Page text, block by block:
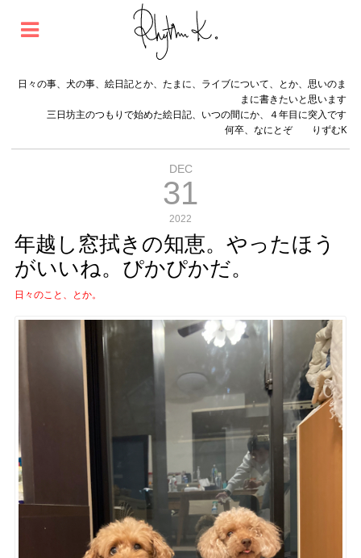
日々の事、犬の事、絵日記とか、たまに、ライブについて、とか、思いのま
まに書きたいと思います
三日坊主のつもりで始めた絵日記、いつの間にか、４年目に突入です
何卒、なにとぞ りずむK
DEC
31
2022
年越し窓拭きの知恵。やったほう
がいいね。ぴかぴかだ。
日々のこと、とか。